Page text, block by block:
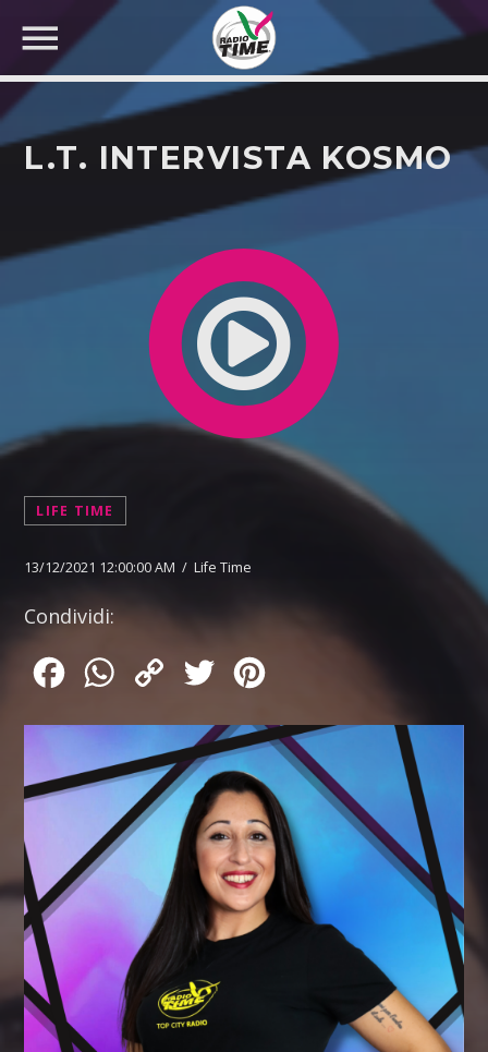
CERCA NEL SITO WEB:
L.T. INTERVISTA KOSMO
LIFE TIME
13/12/2021 12:00:00 AM / Life Time
Condividi:
FacebookWhatsApp
Copy
Twitter